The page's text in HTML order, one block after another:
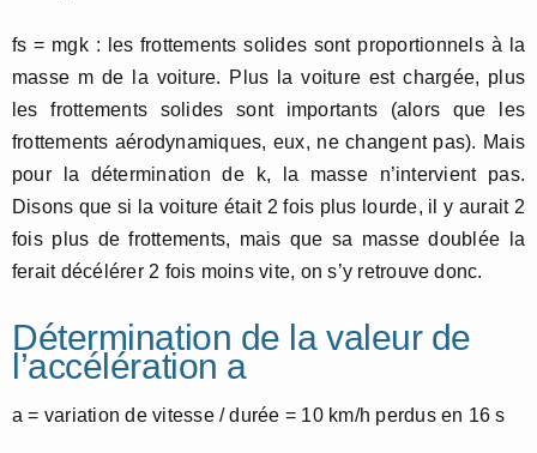
fs = mgk : les frottements solides sont proportionnels à la
masse m de la voiture. Plus la voiture est chargée, plus
les frottements solides sont importants (alors que les
frottements aérodynamiques, eux, ne changent pas). Mais
pour la détermination de k, la masse n’intervient pas.
Disons que si la voiture était 2 fois plus lourde, il y aurait 2
fois plus de frottements, mais que sa masse doublée la
ferait décélérer 2 fois moins vite, on s’y retrouve donc.
Détermination de la valeur de
l’accélération a
a = variation de vitesse / durée = 10 km/h perdus en 16 s